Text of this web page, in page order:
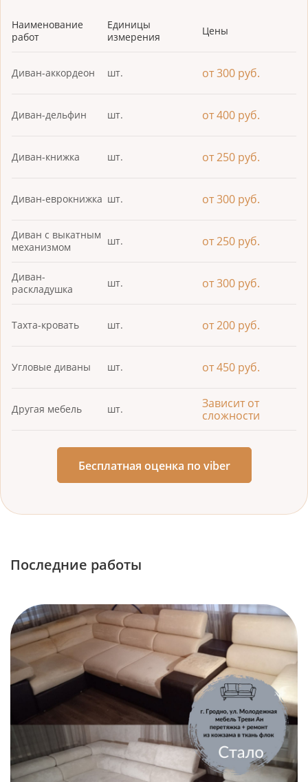
Наименование
работ
Единицы
измерения
Цены
Диван-аккордеон шт. от 300 руб.
Диван-дельфин шт. от 400 руб.
Диван-книжка шт. от 250 руб.
Диван-еврокнижка шт. от 300 руб.
Диван с выкатным
механизмом
шт. от 250 руб.
Диван-
раскладушка
шт. от 300 руб.
Тахта-кровать шт. от 200 руб.
Угловые диваны шт. от 450 руб.
Другая мебель шт.
Зависит от
сложности
Бесплатная оценка по viber
Последние работы